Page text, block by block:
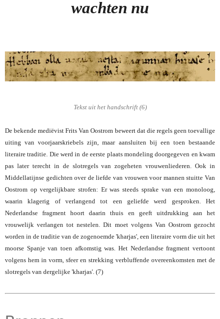
wachten nu
Tekst uit het handschrift (6)
De bekende mediëvist Frits Van Oostrom beweert dat die regels geen toevallige
uiting van voorjaarskriebels zijn, maar aansluiten bij een toen bestaande
literaire traditie. Die werd in de eerste plaats mondeling doorgegeven en kwam
pas later terecht in de slotregels van zogeheten vrouwenliederen. Ook in
Middellatijnse gedichten over de liefde van vrouwen voor mannen stuitte Van
Oostrom op vergelijkbare strofen: Er was steeds sprake van een monoloog,
waarin klagerig of verlangend tot een geliefde werd gesproken. Het
Nederlandse fragment hoort daarin thuis en geeft uitdrukking aan het
vrouwelijk verlangen tot nestelen. Dit moet volgens Van Oostrom gezocht
worden in de traditie van de zogenoemde 'kharjas', een literaire vorm die uit het
moorse Spanje van toen afkomstig was. Het Nederlandse fragment vertoont
volgens hem in vorm, sfeer en strekking verbluffende overeenkomsten met de
slotregels van dergelijke 'kharjas'. (7)